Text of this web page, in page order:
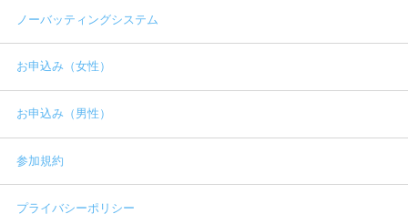
ノーバッティングシステム
お申込み（女性）
お申込み（男性）
参加規約
プライバシーポリシー